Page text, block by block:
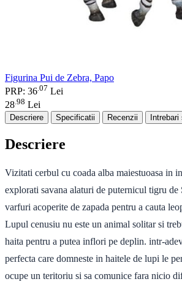
Figurina Pui de Zebra, Papo
PRP: 36 07 Lei
28 98 Lei
Descriere Specificatii Recenzii Intrebari
Descriere
Vizitati cerbul cu coada alba maiestuoasa in
explorati savana alaturi de puternicul tigru de
varfuri acoperite de zapada pentru a cauta
Lupul cenusiu nu este un animal solitar si
haita pentru a putea inflori pe deplin. intr-
perfecta care domneste in haitele de lupi le
ocupe un teritoriu si sa comunice fara nicio